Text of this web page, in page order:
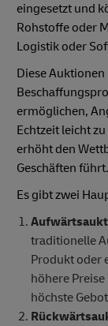
eingesetzt und
Rohstoffe oder
Logistik oder
Diese
ermöglichen,
Echtzeit leicht
erhöht den
Geschäften führt.
Es gibt zwei
traditionelle
Produkt oder
höhere
höchste